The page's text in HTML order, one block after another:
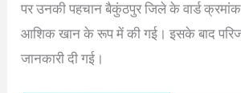
पर उनकी पहचान बैकुंठपुर जिले के वार्ड
आशिक खान के रूप में की गई। इसके बाद
जानकारी दी गई।